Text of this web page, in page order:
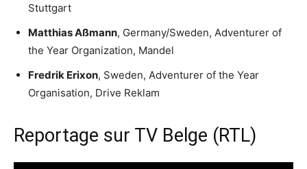
Stuttgart
Matthias Aßmann, Germany/Sweden, Adventurer of
the Year Organization, Mandel
Fredrik Erixon, Sweden, Adventurer of the Year
Organisation, Drive Reklam
Reportage sur TV Belge (RTL)